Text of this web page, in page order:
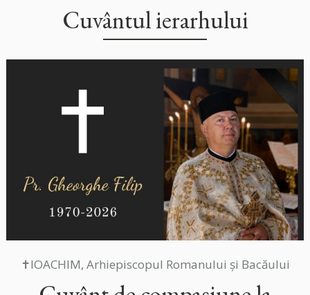
Cuvântul ierarhului
✝IOACHIM, Arhiepiscopul Romanului și Bacăului